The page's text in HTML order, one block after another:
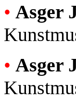
• Asger
• Asger